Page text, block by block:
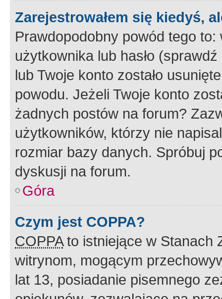
Zarejestrowałem się kiedyś,
Prawdopodobny powód tego to:
użytkownika lub hasło
lub Twoje konto zostało
powodu. Jeżeli Twoje konto
żadnych postów na forum?
użytkowników, którzy nie
rozmiar bazy danych. Spróbuj
dyskusji na forum.
Góra
Czym jest COPPA?
COPPAto istniejące w Stanach
witrynom, mogącym
lat 13, posiadanie pisemnego